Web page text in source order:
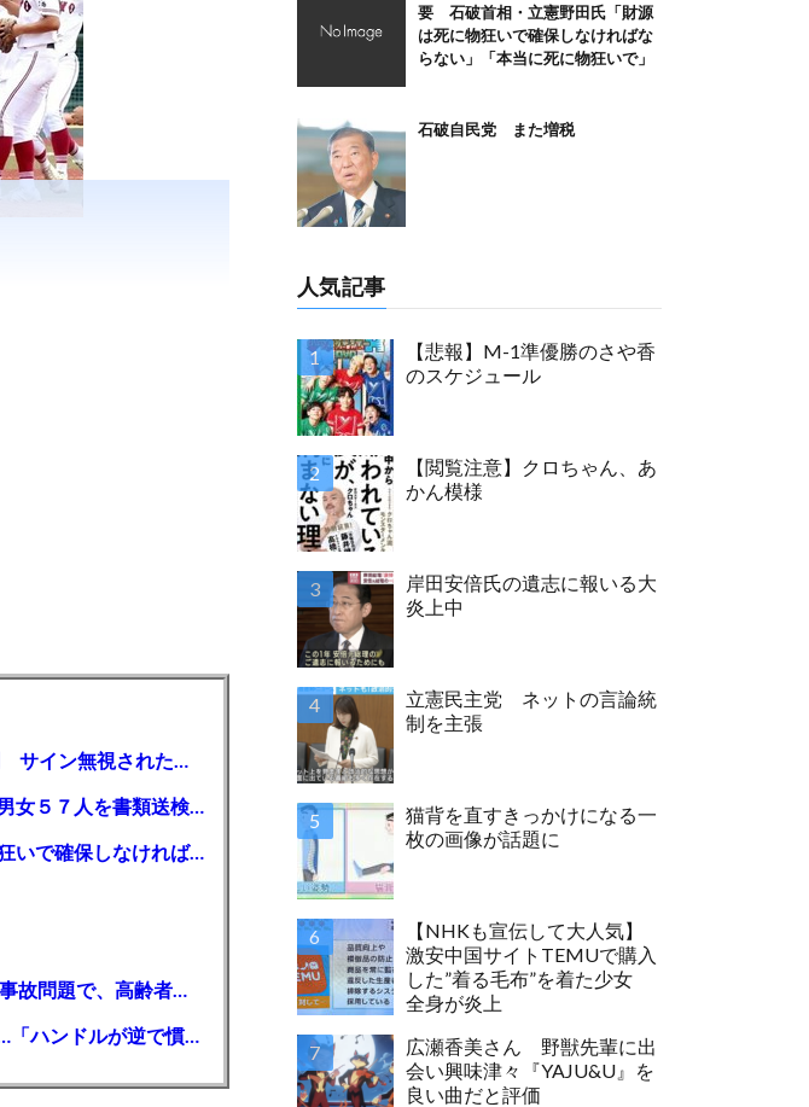
【MLB】「大谷は謙虚ではない」少女が全米生中継で突然の大谷翔平批判 サイン無視された過去明かす
【千葉】「みんなで走れて楽しかった」 バイクでバースデー集団暴走 男女５７人を書類送検 SNSで参加者募る
ガソリン減税、１兆円の財源必要 石破首相・立憲野田氏「財源は死に物狂いで確保しなければならない」「本当に死に物狂いで」
【芸能】高橋真麻「80代で免許を全員取り消しに！」 高齢ドライバーの事故問題で、高齢者の運転免許取り消し法を提案
【🗻】「富士山きれいに撮りたい」外国人観光客のレンタカー事故が急増…「ハンドルが逆で慣れず」、道の狭さも
要 石破首相・立憲野田氏「財源
は死に物狂いで確保しなければな
らない」「本当に死に物狂いで」
石破自民党 また増税
人気記事
【悲報】M-1準優勝のさや香
のスケジュール
【閲覧注意】クロちゃん、あ
かん模様
岸田安倍氏の遺志に報いる大
炎上中
立憲民主党 ネットの言論統
制を主張
猫背を直すきっかけになる一
枚の画像が話題に
【NHKも宣伝して大人気】
激安中国サイトTEMUで購入
した”着る毛布”を着た少女
全身が炎上
広瀬香美さん 野獣先輩に出
会い興味津々『YAJU&U』を
良い曲だと評価